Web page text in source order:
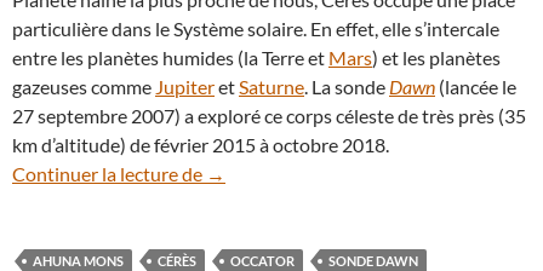
particulière dans le Système solaire. En effet, elle s’intercale
entre les planètes humides (la Terre et Mars) et les planètes
gazeuses comme JupiteretSaturne. La sonde Dawn (lancée le
27 septembre 2007) a exploré ce corps céleste de très près (35
km d’altitude) de février 2015 à octobre 2018.
Continuer la lecture de À suivre : la planète naine Cérès est au
→
AHUNA MONS CÉRÈS OCCATOR SONDE DAWN